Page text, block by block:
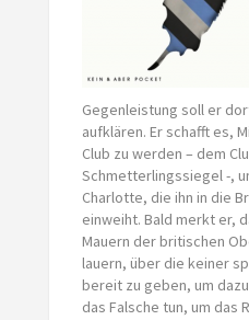
Gegenleistung soll er
aufklären. Er schafft es,
Club zu werden – dem
Schmetterlingssiegel -,
Charlotte, die ihn in die
einweiht. Bald merkt er,
Mauern der britischen
lauern, über die keiner
bereit zu geben, um
das Falsche tun, um das